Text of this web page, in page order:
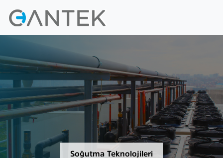
Soğutma Teknolojileri